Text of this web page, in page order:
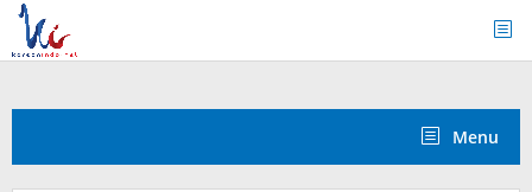
Skip
content
Menu